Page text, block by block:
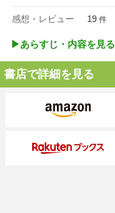
感想・レビュー 19 件
▶︎あらすじ・内容を見る
書店で詳細を見る